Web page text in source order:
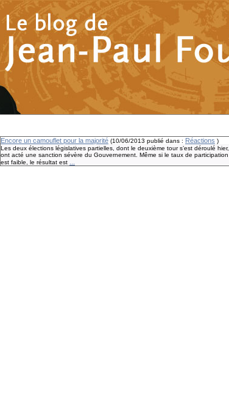
Encore un camouflet pour la majorité (10/06/2013 publié dans : Réactions )
Les deux élections législatives partielles, dont le deuxième tour s’est déroulé hier,
ont acté une sanction sévère du Gouvernement. Même si le taux de participation
est faible, le résultat est